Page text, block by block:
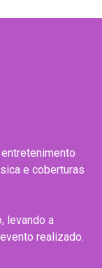
e coberturas
levando a
realizado.